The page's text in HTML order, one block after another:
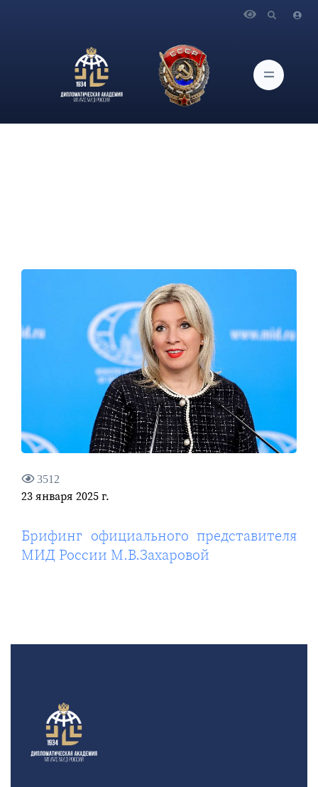
3512
23 января 2025 г.
Брифинг официального представителя
МИД России М.В.Захаровой